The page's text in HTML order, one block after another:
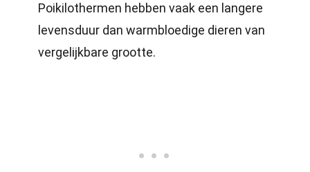
Poikilothermen hebben vaak een langere
levensduur dan warmbloedige dieren van
vergelijkbare grootte.